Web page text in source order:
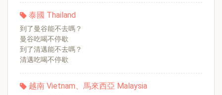
泰國 Thailand
到了曼谷能不去嗎？
曼谷吃喝不停歇
到了清邁能不去嗎？
清邁吃喝不停歇
越南 Vietnam、馬來西亞 Malaysia